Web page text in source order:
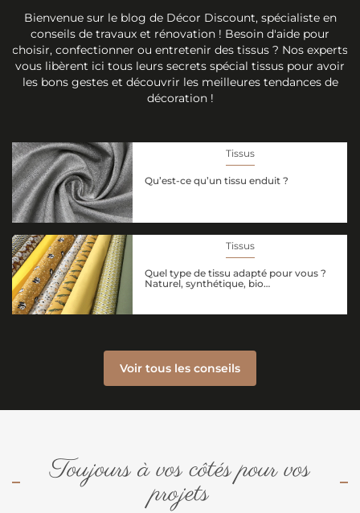
Bienvenue sur le blog de Décor Discount, spécialiste en
conseils de travaux et rénovation ! Besoin d'aide pour
choisir, confectionner ou entretenir des tissus ? Nos experts
vous libèrent ici tous leurs secrets spécial tissus pour avoir
les bons gestes et découvrir les meilleures tendances de
décoration !
Tissus
Qu’est-ce qu’un tissu enduit ?
Tissus
Quel type de tissu adapté pour vous ?
Naturel, synthétique, bio…
Voir tous les conseils
Toujours à vos côtés pour vos
projets